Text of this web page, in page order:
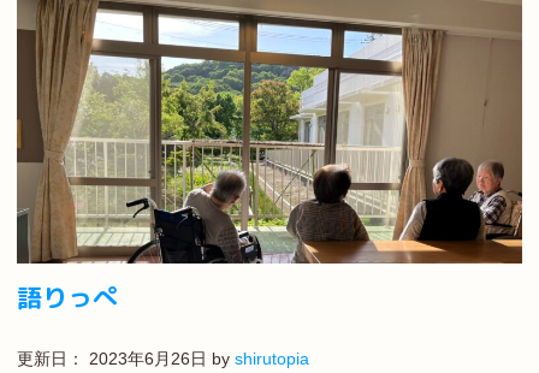
語りっぺ
更新日： 2023年6月26日 by shirutopia